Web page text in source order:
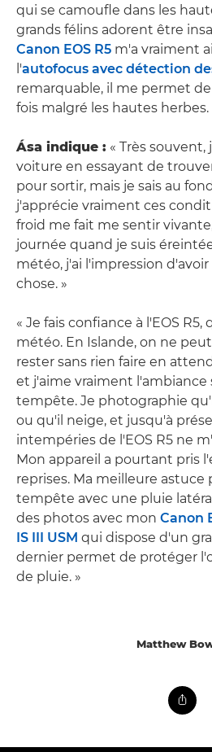
qui se camoufle dans les
grands félins adorent être
Canon EOS R5 m'a vraiment
l'autofocus avec détection
remarquable, il me permet
fois malgré les hautes herbes.
Ása indique : « Très souvent,
voiture en essayant de
pour sortir, mais je sais au
j'apprécie vraiment ces
froid me fait me sentir
journée quand je suis
météo, j'ai l'impression
chose. »
« Je fais confiance à l'EOS
météo. En Islande, on ne
rester sans rien faire en
et j'aime vraiment l'ambiance
tempête. Je photographie
ou qu'il neige, et jusqu'à
intempéries de l'EOS R5 ne
Mon appareil a pourtant pris
reprises. Ma meilleure astuce
tempête avec une pluie
des photos avec mon Canon
IS III USM qui dispose d'un
dernier permet de protéger
de pluie. »
Matthew